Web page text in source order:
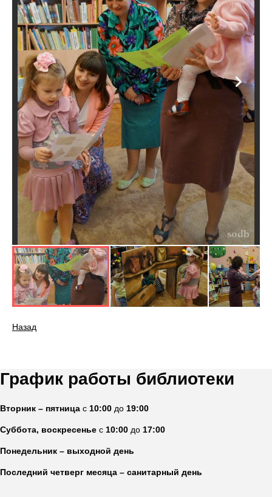
Назад
График работы библиотеки
Вторник – пятница с 10:00 до 19:00
Суббота, воскресенье с 10:00 до 17:00
Понедельник – выходной день
Последний четверг месяца – санитарный день